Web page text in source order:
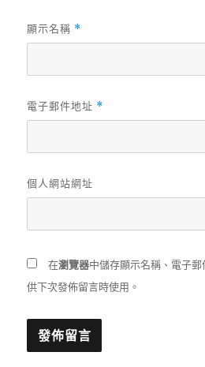
顯示名稱 *
電子郵件地址 *
個人網站網址
在瀏覽器中儲存顯示名稱、電子
供下次發佈留言時使用。